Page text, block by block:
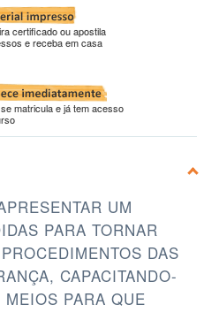
certificado ou apostila
e receba em casa
matricula e já tem acesso
UM
PARA TORNAR
DAS
CAPACITANDO-
PARA QUE